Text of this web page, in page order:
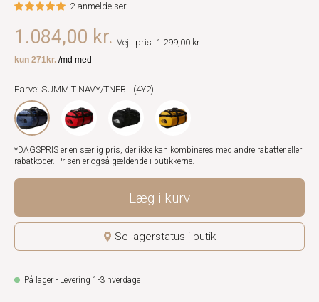
2 anmeldelser
1.084,00 kr. Vejl. pris: 1.299,00 kr.
Farve: SUMMIT NAVY/TNFBL (4Y2)
*DAGSPRIS er en særlig pris, der ikke kan kombineres med andre rabatter eller
rabatkoder. Prisen er også gældende i butikkerne.
Læg i kurv
Se lagerstatus i butik
På lager - Levering 1-3 hverdage